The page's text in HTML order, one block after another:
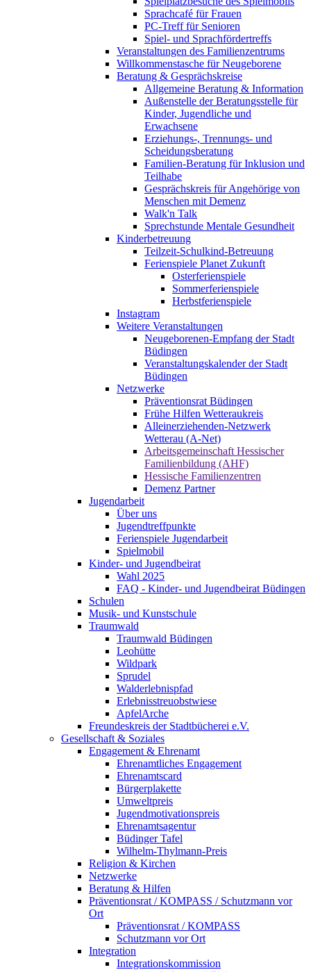
Sprachcafé für Frauen
PC-Treff für Senioren
Spiel- und Sprachfördertreffs
Veranstaltungen des Familienzentrums
Willkommenstasche für Neugeborene
Beratung & Gesprächskreise
Allgemeine Beratung & Information
Außenstelle der Beratungsstelle für
Kinder, Jugendliche und
Erwachsene
Erziehungs-, Trennungs- und
Scheidungsberatung
Familien-Beratung für Inklusion und
Teilhabe
Gesprächskreis für Angehörige von
Menschen mit Demenz
Walk'n Talk
Sprechstunde Mentale Gesundheit
Kinderbetreuung
Teilzeit-Schulkind-Betreuung
Ferienspiele Planet Zukunft
Osterferienspiele
Sommerferienspiele
Herbstferienspiele
Instagram
Weitere Veranstaltungen
Neugeborenen-Empfang der Stadt
Büdingen
Veranstaltungskalender der Stadt
Büdingen
Netzwerke
Präventionsrat Büdingen
Frühe Hilfen Wetteraukreis
Alleinerziehenden-Netzwerk
Wetterau (A-Net)
Arbeitsgemeinschaft Hessischer
Familienbildung (AHF)
Hessische Familienzentren
Demenz Partner
Jugendarbeit
Über uns
Jugendtreffpunkte
Ferienspiele Jugendarbeit
Spielmobil
Kinder- und Jugendbeirat
Wahl 2025
FAQ - Kinder- und Jugendbeirat Büdingen
Schulen
Musik- und Kunstschule
Traumwald
Traumwald Büdingen
Leohütte
Wildpark
Sprudel
Walderlebnispfad
Erlebnisstreuobstwiese
ApfelArche
Freundeskreis der Stadtbücherei e.V.
Gesellschaft & Soziales
Engagement & Ehrenamt
Ehrenamtliches Engagement
Ehrenamtscard
Bürgerplakette
Umweltpreis
Jugendmotivationspreis
Ehrenamtsagentur
Büdinger Tafel
Wilhelm-Thylmann-Preis
Religion & Kirchen
Netzwerke
Beratung & Hilfen
Präventionsrat / KOMPASS / Schutzmann vor
Ort
Präventionsrat / KOMPASS
Schutzmann vor Ort
Integration
Integrationskommission